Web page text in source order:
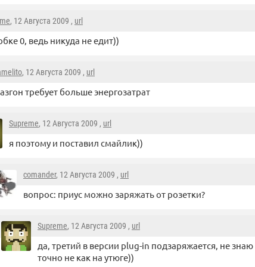
, 12 Августа 2009 , url
0, ведь никуда не едит))
, 12 Августа 2009 , url
требует больше энергозатрат
Supreme, 12 Августа 2009 , url
я поэтому и поставил смайлик))
comander, 12 Августа 2009 , url
вопрос: приус можно заряжать от розетки?
Supreme, 12 Августа 2009 , url
да, третий в версии plug-in подзаряжается, не
точно не как на утюге))